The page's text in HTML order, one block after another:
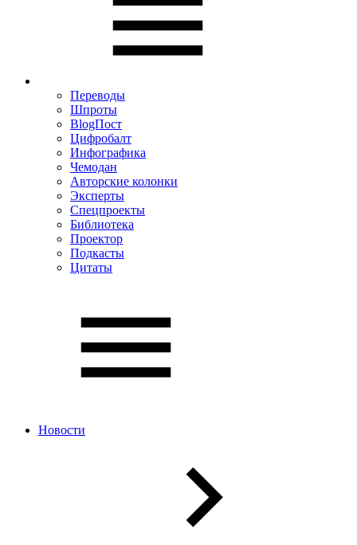
Переводы
Шпроты
BlogПост
Цифробалт
Инфографика
Чемодан
Авторские колонки
Эксперты
Спецпроекты
Библиотека
Проектор
Подкасты
Цитаты
Новости